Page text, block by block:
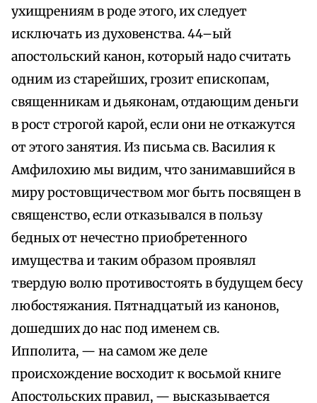
ухищрениям в роде этого, их следует
исключать из духовенства. 44–ый
апостольский канон, который надо считать
одним из старейших, грозит епископам,
священникам и дьяконам, отдающим деньги
в рост строгой карой, если они не откажутся
от этого занятия. Из письма св. Василия к
Амфилохию мы видим, что занимавшийся в
миру ростовщичеством мог быть посвящен в
священство, если отказывался в пользу
бедных от нечестно приобретенного
имущества и таким образом проявлял
твердую волю противостоять в будущем бесу
любостяжания. Пятнадцатый из канонов,
дошедших до нас под именем св.
Ипполита, — на самом же деле
происхождение восходит к восьмой книге
Апостольских правил, — высказывается